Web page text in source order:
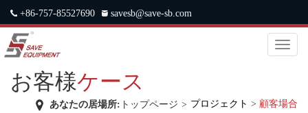
+86-757-85527690 savesb@save-sb.com
RUSSIANToggle
お客様ケース
あなたの居場所: トップページ > プロジェクト > 顧客場合